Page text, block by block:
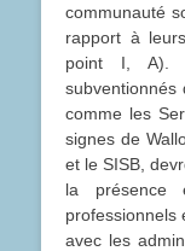
communauté
rapport à
point I, A).
subventionnés
comme les
signes de
et le SISB,
la présence
professionnels
avec les